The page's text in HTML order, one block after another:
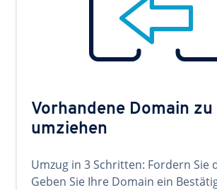
Vorhandene Domain zu
umziehen
Umzug in 3 Schritten: Fordern Sie
Geben Sie Ihre Domain ein